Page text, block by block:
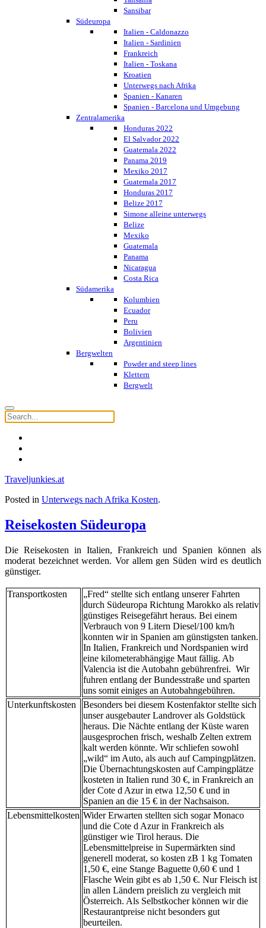
Sansibar
Südeuropa
Italien - Caldonazzo
Italien - Sardinien
Frankreich
Italien - Toskana
Kroatien
Unterwegs nach Afrika
Spanien - Kanaren
Spanien - Barcelona und Umgebung
Zentralamerika
Honduras 2022
El Salvador 2022
Guatemala 2022
Panama 2019
Mexiko 2017
Guatemala 2017
Honduras 2017
Belize 2017
Simone alleine unterwegs
Belize
Mexiko
Guatemala
Panama
Nicaragua
Costa Rica
Südamerika
Kolumbien
Ecuador
Peru
Bolivien
Argentinien
Bergwelten
Powder and steep lines
Klettern
Bergwelt
Traveljunkies.at
Posted in Unterwegs nach Afrika Kosten.
Reisekosten Südeuropa
Die Reisekosten in Italien, Frankreich und Spanien können als
moderat bezeichnet werden. Vor allem gen Süden wird es deutlich
günstiger.
Transportkosten
„Fred“ stellte sich entlang unserer Fahrten
durch Südeuropa Richtung Marokko als relativ
günstiges Reisegefährt heraus. Bei einem
Verbrauch von 9 Litern Diesel/100 km/h
konnten wir in Spanien am günstigsten tanken.
In Italien, Frankreich und Nordspanien wird
eine kilometerabhängige Maut fällig. Ab
Valencia ist die Autobahn gebührenfrei. Wir
fuhren entlang der Bundesstraße und sparten
uns somit einiges an Autobahngebühren.
Unterkunftskosten
Besonders bei diesem Kostenfaktor stellte sich
unser ausgebauter Landrover als Goldstück
heraus. Die Nächte entlang der Küste waren
ausgesprochen frisch, weshalb Zelten extrem
kalt werden könnte. Wir schliefen sowohl
„wild“ im Auto, als auch auf Campingplätzen.
Die Übernachtungskosten auf Campingplätze
kosteten in Italien rund 30 €, in Frankreich an
der Cote d Azur in etwa 12,50 € und in
Spanien an die 15 € in der Nachsaison.
Lebensmittelkosten Wider Erwarten stellten sich sogar Monaco
und die Cote d Azur in Frankreich als
günstiger wie Tirol heraus. Die
Lebensmittelpreise in Supermärkten sind
generell moderat, so kosten zB 1 kg Tomaten
1,50 €, eine Stange Baguette 0,60 € und 1
Flasche Wein gibt es ab 1,50 €. Nur Fleisch ist
in allen Ländern preislich zu vergleich mit
Österreich. Als Selbstkocher können wir die
Restaurantpreise nicht besonders gut
beurteilen.